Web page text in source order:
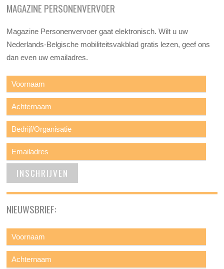
MAGAZINE PERSONENVERVOER
Magazine Personenvervoer gaat elektronisch. Wilt u uw
Nederlands-Belgische mobiliteitsvakblad gratis lezen, geef ons
dan even uw emailadres.
NIEUWSBRIEF: